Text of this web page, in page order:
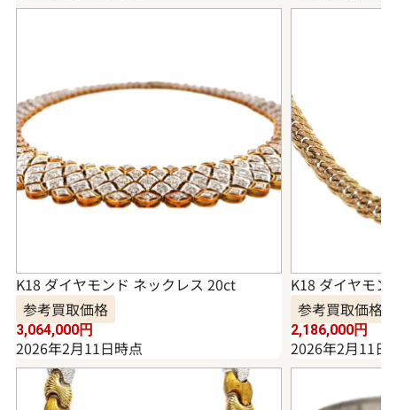
K18 ダイヤモンド ネックレス 20ct
参考買取価格
3,064,000円
2026年2月11日時点
K18 ダイヤモン
参考買取価格
2,186,000円
2026年2月11日